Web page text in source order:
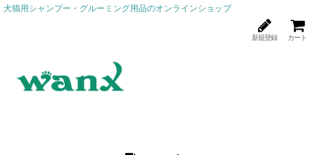
犬猫用シャンプー・グルーミング用品のオンラインショップ
新規登録 カート